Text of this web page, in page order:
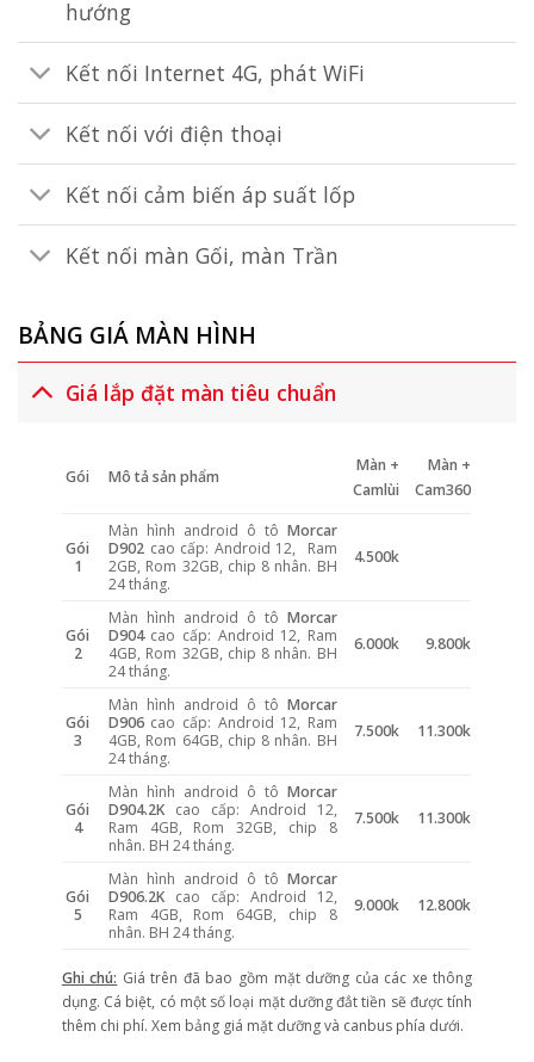
hướng
Kết nối Internet 4G, phát WiFi
Kết nối với điện thoại
Kết nối cảm biến áp suất lốp
Kết nối màn Gối, màn Trần
BẢNG GIÁ MÀN HÌNH
Giá lắp đặt màn tiêu chuẩn
Gói Mô tả sản phẩm
Màn +
Camlùi
Màn +
Cam360
Gói
1
Màn hình android ô tô Morcar
D902cao cấp: Android 12, Ram
2GB, Rom 32GB, chip 8 nhân. BH
24 tháng.
4.500k
Gói
2
Màn hình android ô tô Morcar
D904cao cấp: Android 12, Ram
4GB, Rom 32GB, chip 8 nhân. BH
24 tháng.
6.000k 9.800k
Gói
3
Màn hình android ô tô Morcar
D906cao cấp: Android 12, Ram
4GB, Rom 64GB, chip 8 nhân. BH
24 tháng.
7.500k 11.300k
Gói
4
Màn hình android ô tô Morcar
D904.2Kcao cấp: Android 12,
Ram 4GB, Rom 32GB, chip 8
nhân. BH 24 tháng.
7.500k 11.300k
Gói
5
Màn hình android ô tô Morcar
D906.2Kcao cấp: Android 12,
Ram 4GB, Rom 64GB, chip 8
nhân. BH 24 tháng.
9.000k 12.800k
Ghi chú: Giá trên đã bao gồm mặt dưỡng của các xe thông
dụng. Cá biệt, có một số loại mặt dưỡng đắt tiền sẽ được tính
thêm chi phí. Xem bảng giá mặt dưỡng và canbus phía dưới.